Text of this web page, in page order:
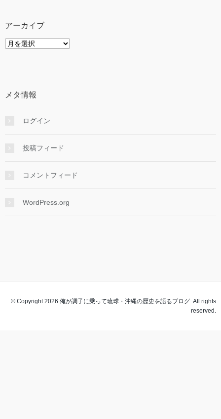
アーカイブ
ア
メタ情報
ログイン
投稿フィード
コメントフィード
WordPress.org
© Copyright 2026 俺が調子に乗って琉球・沖縄の歴史を語るブログ. All rights
reserved.